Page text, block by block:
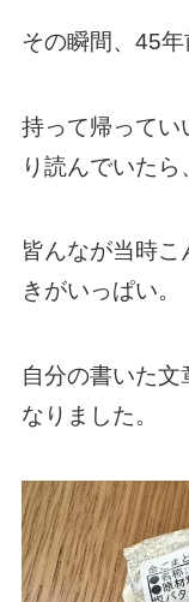
その瞬間、45年
持って帰ってい
り読んでいたら
皆んなが当時
きがいっぱい。
自分の書いた
なりました。